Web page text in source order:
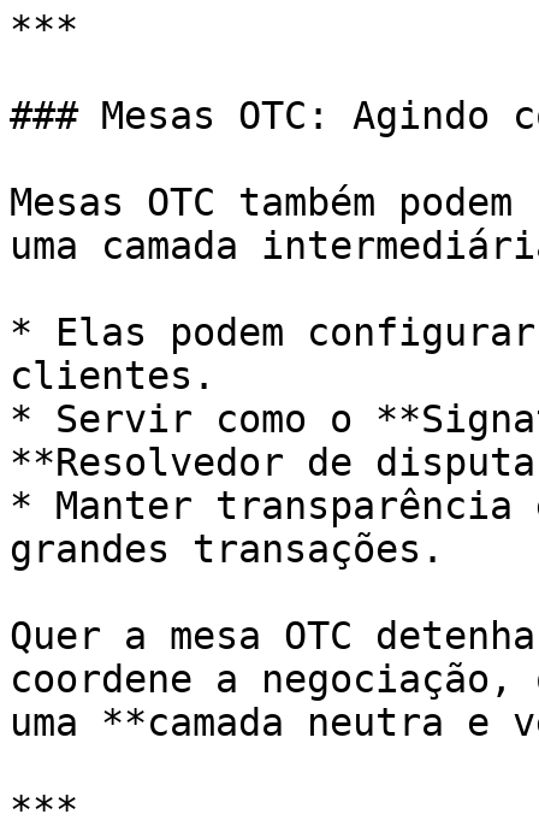
***
### Mesas OTC: Agindo
Mesas OTC também
uma camada
* Elas podem configurar
clientes.
* Servir como o
**Resolvedor de
* Manter
grandes transações.
Quer a mesa OTC
coordene a
uma **camada neutra
***